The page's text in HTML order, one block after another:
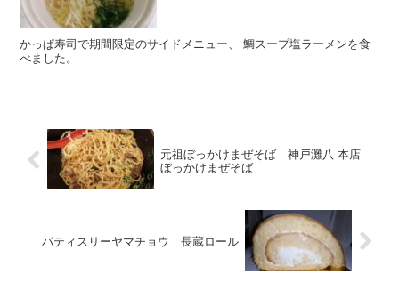
かっぱ寿司で期間限定のサイドメニュー、 鯛スープ塩ラーメンを食
べました。
元祖ぼっかけまぜそば 神戸灘八 本店
ぼっかけまぜそば
パティスリーヤマチョウ 長蔵ロール